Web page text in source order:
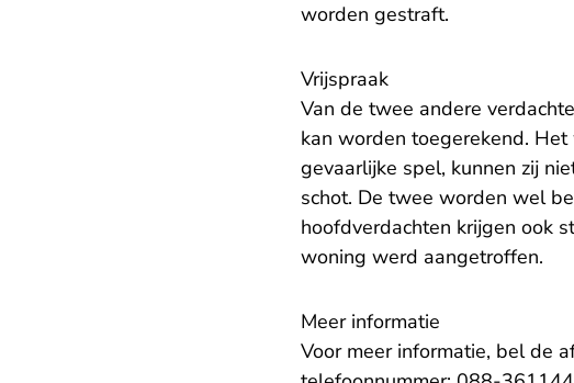
worden gestraft.
Vrijspraak
Van de twee andere
kan worden toegerekend.
gevaarlijke spel, kunnen zij
schot. De twee worden wel
hoofdverdachten krijgen ook
woning werd aangetroffen.
Meer informatie
Voor meer informatie, bel de